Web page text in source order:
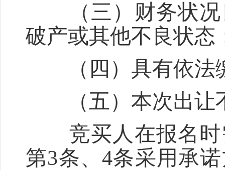
（三）财务状况
破产或其他不良状态
（四）具有依法
（五）本次出让
竞买人在报名时
第3条、4条采用承